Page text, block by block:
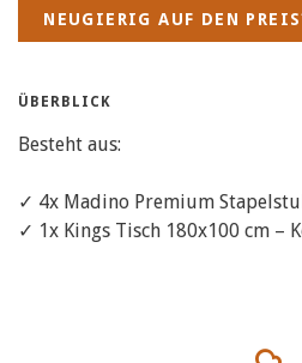
NEUGIERIG AUF DEN
ÜBERBLICK
Besteht aus:
✓ 4x Madino Premium
✓ 1x Kings Tisch 180x100 cm –